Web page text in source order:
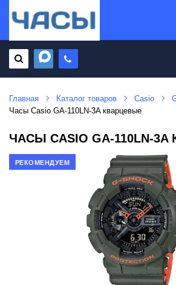
Главная Каталог товаров Casio
Часы Casio GA-110LN-3A кварцевые
ЧАСЫ CASIO GA-110LN-
РЕКОМЕНДУЕМ